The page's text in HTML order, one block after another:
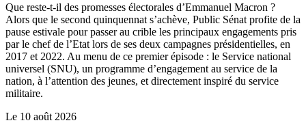
Que reste-t-il des promesses électorales d’Emmanuel Macron ?
Alors que le second quinquennat s’achève, Public Sénat profite de la
pause estivale pour passer au crible les principaux engagements pris
par le chef de l’Etat lors de ses deux campagnes présidentielles, en
2017 et 2022. Au menu de ce premier épisode : le Service national
universel (SNU), un programme d’engagement au service de la
nation, à l’attention des jeunes, et directement inspiré du service
militaire.
Le 10 août 2026